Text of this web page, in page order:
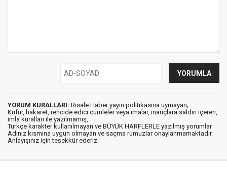
YORUM KURALLARI: Risale Haber yayın politikasına uymayan;
Küfür, hakaret, rencide edici cümleler veya imalar, inançlara saldırı içeren,
imla kuralları ile yazılmamış,
Türkçe karakter kullanılmayan ve BÜYÜK HARFLERLE yazılmış yorumlar
Adınız kısmına uygun olmayan ve saçma rumuzlar onaylanmamaktadır.
Anlayışınız için teşekkür ederiz.